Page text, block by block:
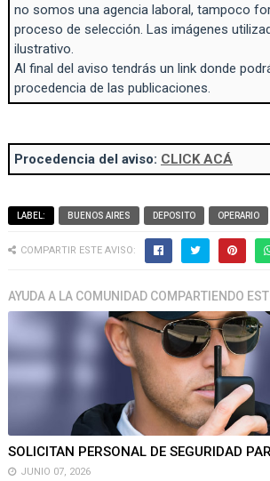
no somos una agencia laboral, tampoco
proceso de selección. Las imágenes
ilustrativo.
Al final del aviso tendrás un link donde
procedencia de las publicaciones.
Procedencia del aviso: CLICK ACÁ
LABEL: BUENOS AIRES DEPOSITO OPERARIO
COMPARTIR ESTE AVISO:
AYUDA A LA COMUNIDAD COMPARTIENDO
SOLICITAN PERSONAL DE SEGURIDAD
JUNIO 07, 2026